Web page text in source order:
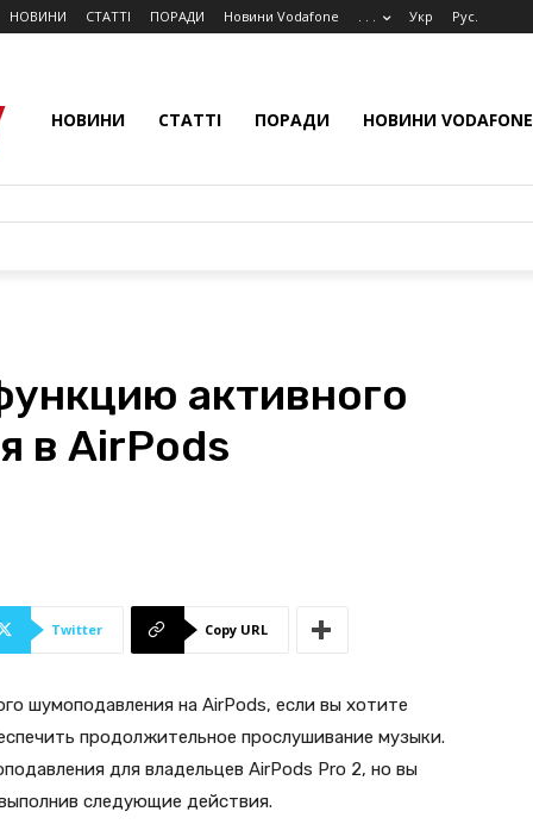
НОВИНИ СТАТТІ ПОРАДИ Новини Vodafone . . . Укр Рус.
НОВИНИ СТАТТІ ПОРАДИ НОВИНИ VODAFONE
активного
в AirPods
Twitter Copy URL
шумоподавления на AirPods, если вы хотите
продолжительное прослушивание музыки.
для владельцев AirPods Pro 2, но вы
следующие действия.